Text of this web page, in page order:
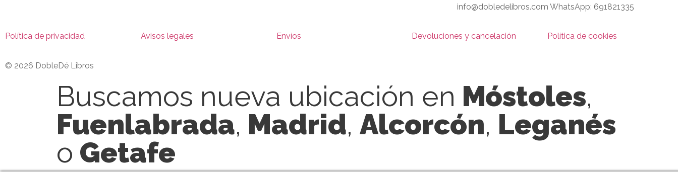
info@dobledelibros.com WhatsApp: 691821335
Política de privacidad Avisos legales Envíos Devoluciones y cancelación Política de cookies
© 2026 DobleDé Libros
Buscamos nueva ubicación en Móstoles,
Fuenlabrada, Madrid, Alcorcón, Leganés
o Getafe